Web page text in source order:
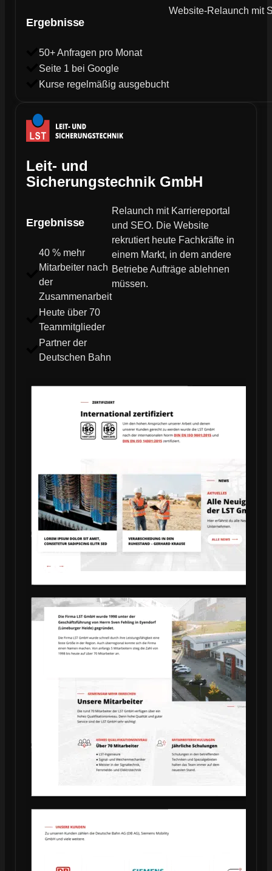
Ergebnisse
50+ Anfragen pro Monat
Seite 1 bei Google
Kurse regelmäßig ausgebucht
Website-Relaunch mit
Leit- und
Sicherungstechnik GmbH
Ergebnisse
40 % mehr
Mitarbeiter nach
der
Zusammenarbeit
Heute über 70
Teammitglieder
Partner der
Deutschen Bahn
Relaunch mit Karriereportal
und SEO. Die Website
rekrutiert heute Fachkräfte in
einem Markt, in dem andere
Betriebe Aufträge ablehnen
müssen.